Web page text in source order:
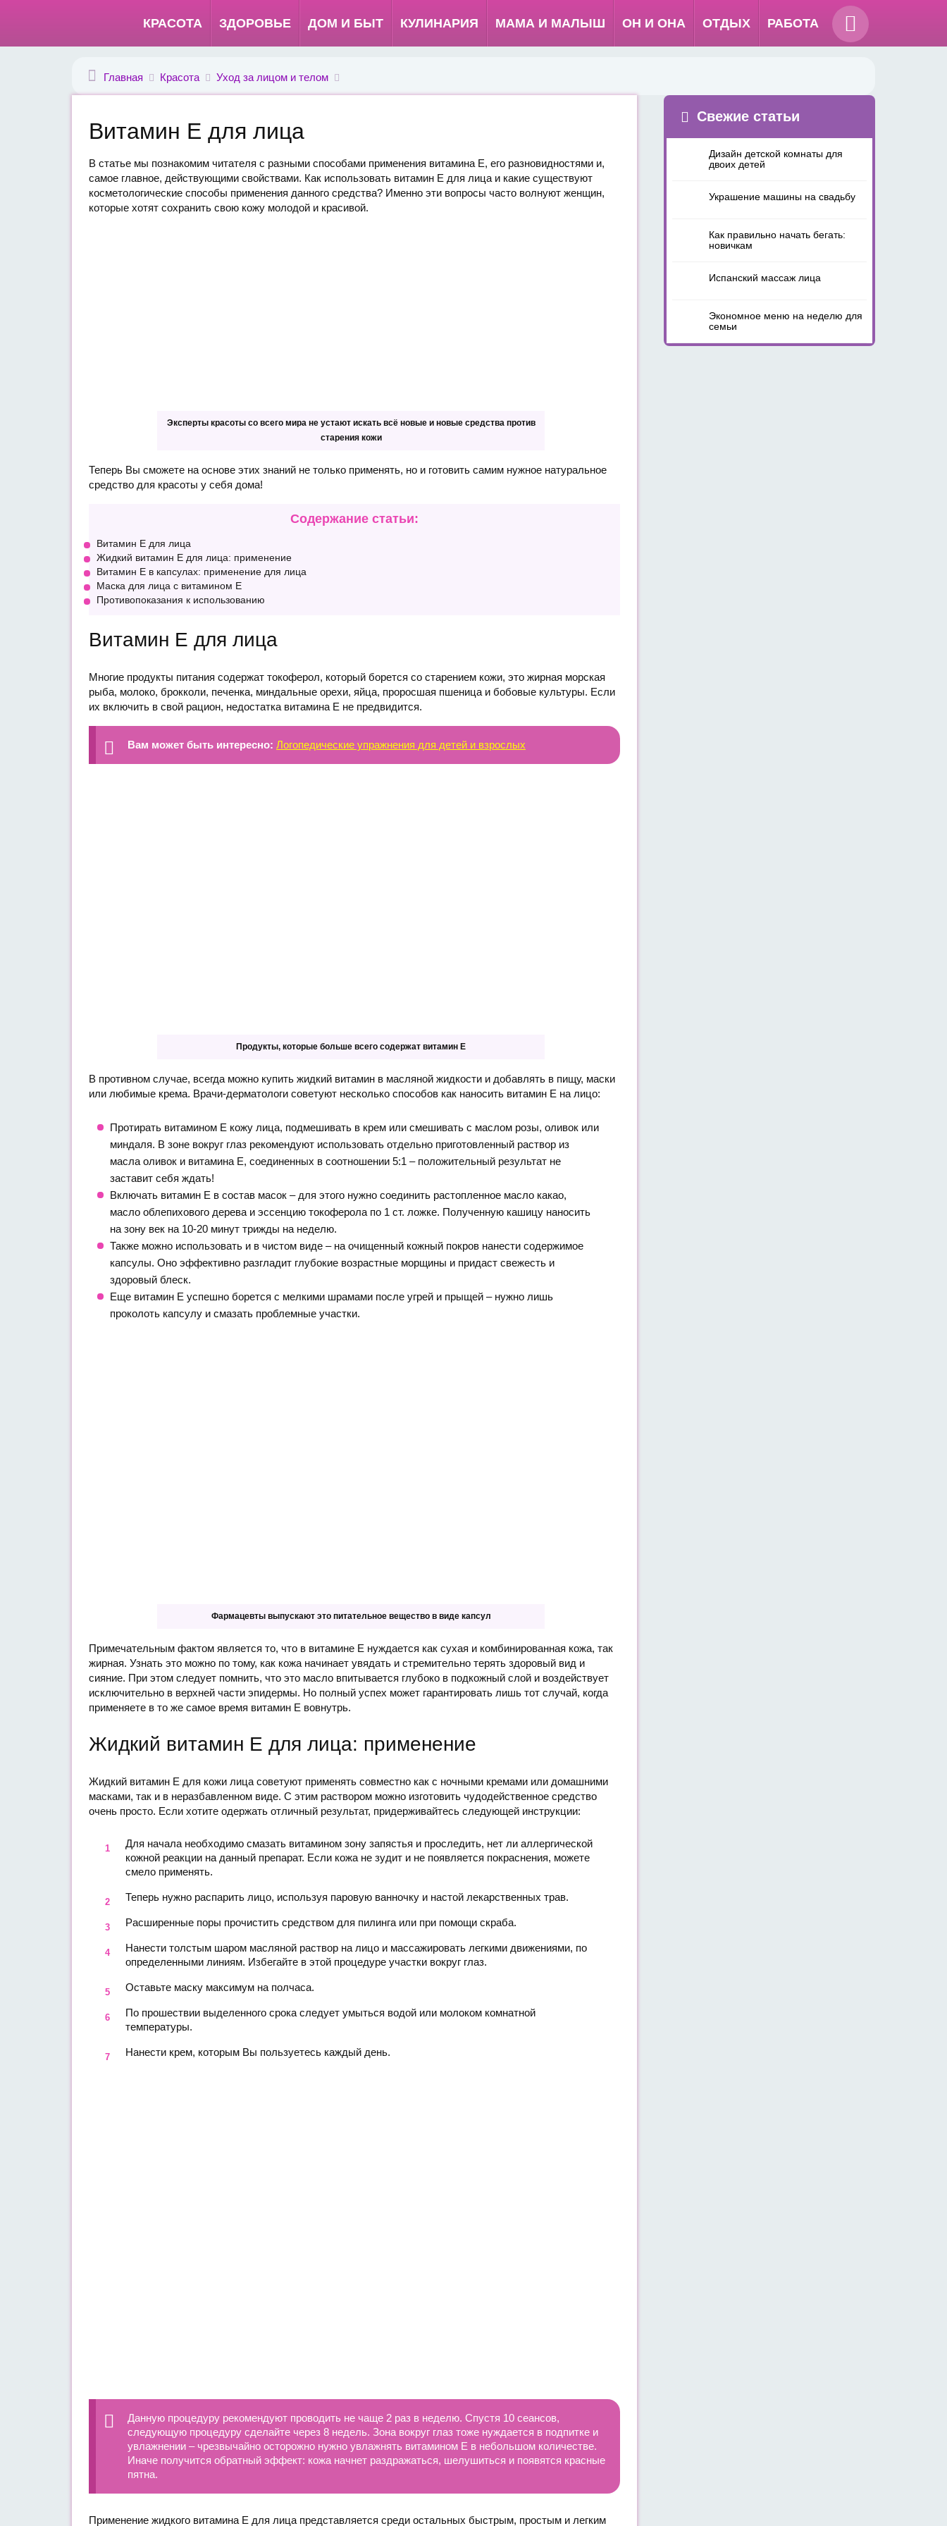
КРАСОТА ЗДОРОВЬЕ ДОМ И БЫТ КУЛИНАРИЯ МАМА И МАЛЫШ ОН И ОНА ОТДЫХ РАБОТА
Главная Красота Уход за лицом и телом
Витамин Е для лица
В статье мы познакомим читателя с разными способами применения витамина Е, его разновидностями и,
самое главное, действующими свойствами. Как использовать витамин Е для лица и какие существуют
косметологические способы применения данного средства? Именно эти вопросы часто волнуют женщин,
которые хотят сохранить свою кожу молодой и красивой.
Эксперты красоты со всего мира не устают искать всё новые и новые средства против
старения кожи
Теперь Вы сможете на основе этих знаний не только применять, но и готовить самим нужное натуральное
средство для красоты у себя дома!
Содержание статьи:
Витамин Е для лица
Жидкий витамин Е для лица: применение
Витамин Е в капсулах: применение для лица
Маска для лица с витамином Е
Противопоказания к использованию
Витамин Е для лица
Многие продукты питания содержат токоферол, который борется со старением кожи, это жирная морская
рыба, молоко, брокколи, печенка, миндальные орехи, яйца, проросшая пшеница и бобовые культуры. Если
их включить в свой рацион, недостатка витамина Е не предвидится.
Вам может быть интересно: Логопедические упражнения для детей и взрослых
Продукты, которые больше всего содержат витамин Е
В противном случае, всегда можно купить жидкий витамин в масляной жидкости и добавлять в пищу, маски
или любимые крема. Врачи-дерматологи советуют несколько способов как наносить витамин Е на лицо:
Протирать витамином Е кожу лица, подмешивать в крем или смешивать с маслом розы, оливок или
миндаля. В зоне вокруг глаз рекомендуют использовать отдельно приготовленный раствор из
масла оливок и витамина Е, соединенных в соотношении 5:1 – положительный результат не
заставит себя ждать!
Включать витамин Е в состав масок – для этого нужно соединить растопленное масло какао,
масло облепихового дерева и эссенцию токоферола по 1 ст. ложке. Полученную кашицу наносить
на зону век на 10-20 минут трижды на неделю.
Также можно использовать и в чистом виде – на очищенный кожный покров нанести содержимое
капсулы. Оно эффективно разгладит глубокие возрастные морщины и придаст свежесть и
здоровый блеск.
Еще витамин Е успешно борется с мелкими шрамами после угрей и прыщей – нужно лишь
проколоть капсулу и смазать проблемные участки.
Фармацевты выпускают это питательное вещество в виде капсул
Примечательным фактом является то, что в витамине Е нуждается как сухая и комбинированная кожа, так
жирная. Узнать это можно по тому, как кожа начинает увядать и стремительно терять здоровый вид и
сияние. При этом следует помнить, что это масло впитывается глубоко в подкожный слой и воздействует
исключительно в верхней части эпидермы. Но полный успех может гарантировать лишь тот случай, когда
применяете в то же самое время витамин Е вовнутрь.
Жидкий витамин Е для лица: применение
Жидкий витамин Е для кожи лица советуют применять совместно как с ночными кремами или домашними
масками, так и в неразбавленном виде. С этим раствором можно изготовить чудодейственное средство
очень просто. Если хотите одержать отличный результат, придерживайтесь следующей инструкции:
Для начала необходимо смазать витамином зону запястья и проследить, нет ли аллергической
кожной реакции на данный препарат. Если кожа не зудит и не появляется покраснения, можете
смело применять.
Теперь нужно распарить лицо, используя паровую ванночку и настой лекарственных трав.
Расширенные поры прочистить средством для пилинга или при помощи скраба.
Нанести толстым шаром масляной раствор на лицо и массажировать легкими движениями, по
определенными линиям. Избегайте в этой процедуре участки вокруг глаз.
Оставьте маску максимум на полчаса.
По прошествии выделенного срока следует умыться водой или молоком комнатной
температуры.
Нанести крем, которым Вы пользуетесь каждый день.
Данную процедуру рекомендуют проводить не чаще 2 раз в неделю. Спустя 10 сеансов,
следующую процедуру сделайте через 8 недель. Зона вокруг глаз тоже нуждается в подпитке и
увлажнении – чрезвычайно осторожно нужно увлажнять витамином Е в небольшом количестве.
Иначе получится обратный эффект: кожа начнет раздражаться, шелушиться и появятся красные
пятна.
Применение жидкого витамина Е для лица представляется среди остальных быстрым, простым и легким
Свежие статьи
Дизайн детской комнаты для
двоих детей
Украшение машины на свадьбу
Как правильно начать бегать:
новичкам
Испанский массаж лица
Экономное меню на неделю для
семьи